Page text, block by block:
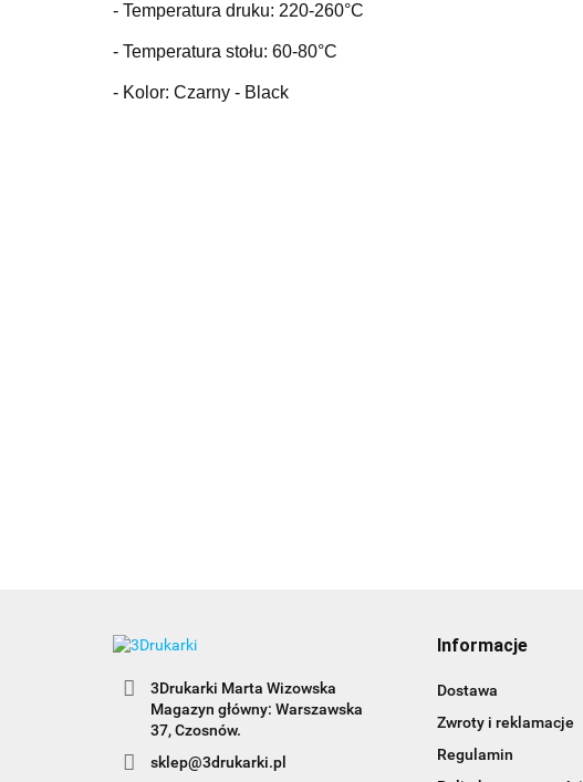
- Temperatura druku: 220-260°C
- Temperatura stołu: 60-80°C
- Kolor: Czarny - Black
3Drukarki Marta Wizowska
Magazyn główny: Warszawska
sklep@3drukarki.pl
Informacje
Dostawa
Zwroty i reklamacje
Regulamin